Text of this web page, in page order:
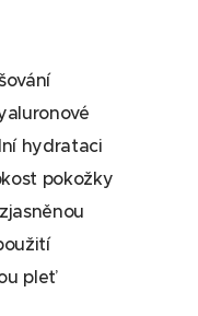
hydrataci
pokožky
pleť